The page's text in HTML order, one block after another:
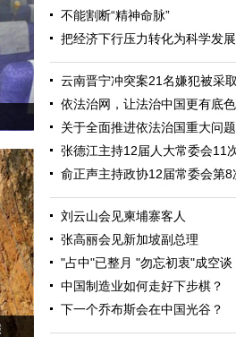
不能割断“精神命脉”
把经济下行压力转化为科学发
云南晋宁冲突案21名嫌犯被采
依法治网，让法治中国更有底色
关于全面推进依法治国重大问
张德江主持12届人大常委会11
俞正声主持政协12届常委会第8
刘云山会见柬埔寨客人
张高丽会见新加坡副总理
"占中"已整月 "勿忘初衷"成空谈
中国制造业如何走好下步棋？
下一个乔布斯会在中国光谷？